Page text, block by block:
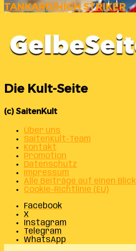
TANKARD/HIGH STRIKER
Die Kult-Seite
(c) SaitenKult
Über uns
SaitenKult-Team
Kontakt
Promotion
Datenschutz
Impressum
Alle Beiträge auf einen Blick
Cookie-Richtlinie (EU)
Facebook
X
Instagram
Telegram
WhatsApp